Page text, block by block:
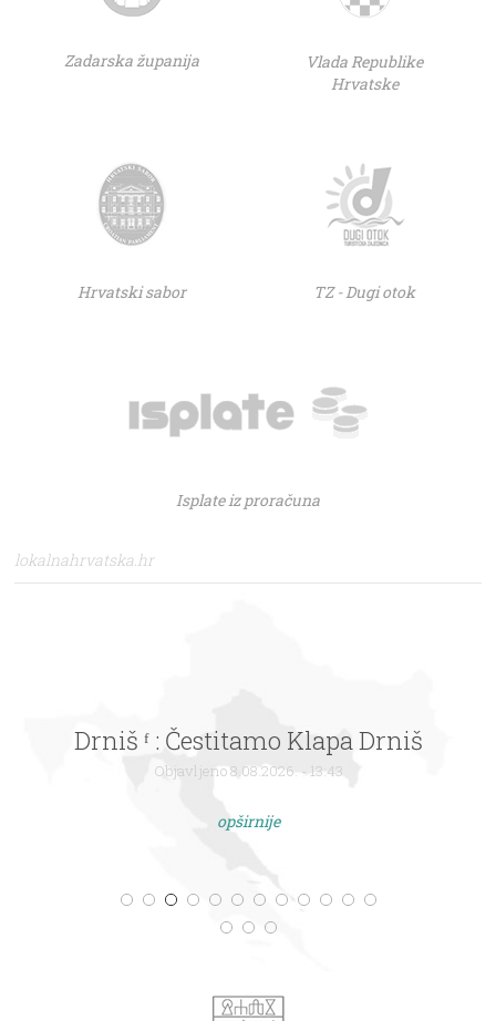
Zadarska županija
Vlada Republike
Hrvatske
Hrvatski sabor TZ - Dugi otok
Isplate iz proračuna
lokalnahrvatska.hr
Drniš ᶠ : Čestitamo Klapa Drniš
Objavljeno 8.08.2026. - 13:43
opširnije